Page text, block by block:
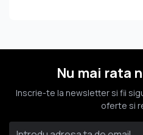
Nu mai rata
Inscrie-te la newsletter si fii
oferte si